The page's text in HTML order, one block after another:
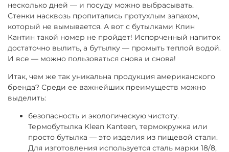
несколько дней — и посуду можно выбрасывать.
Стенки насквозь пропитались протухлым запахом,
который не вымывается. А вот с бутылками Клин
Кантин такой номер не пройдет! Испорченный напиток
достаточно вылить, а бутылку — промыть теплой водой.
И все — можно пользоваться снова и снова!
Итак, чем же так уникальна продукция американского
бренда? Среди ее важнейших преимуществ можно
выделить:
безопасность и экологическую чистоту.
Термобутылка Klean Kanteen, термокружка или
просто бутылка — это изделия из пищевой стали.
Для изготовления используется сталь марки 18/8,